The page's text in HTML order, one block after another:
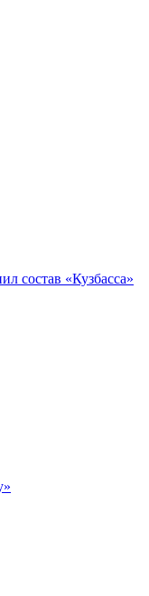
состав «Кузбасса»